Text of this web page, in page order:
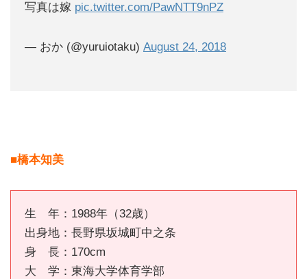
写真は嫁 pic.twitter.com/PawNTT9nPZ
— おか (@yuruiotaku) August 24, 2018
■橋本知美
生 年：1988年（32歳）
出身地：長野県坂城町中之条
身 長：170cm
大 学：東海大学体育学部